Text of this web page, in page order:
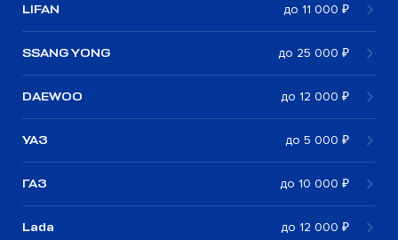
LIFAN до 11 000 ₽
SSANG YONG до 25 000 ₽
DAEWOO до 12 000 ₽
УАЗ до 5 000 ₽
ГАЗ до 10 000 ₽
Lada до 12 000 ₽